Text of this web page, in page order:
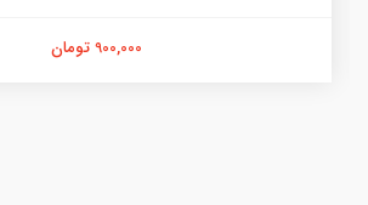
900,000 تومان